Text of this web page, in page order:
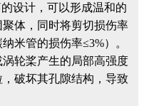
设计，可以形成温和的
体，同时将剪切损伤率
米管的损伤率≤3%）。
轮桨产生的局部高强度
破坏其孔隙结构，导致